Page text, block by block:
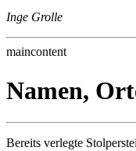
Inge Grolle
maincontent
Namen,
Bereits verlegte